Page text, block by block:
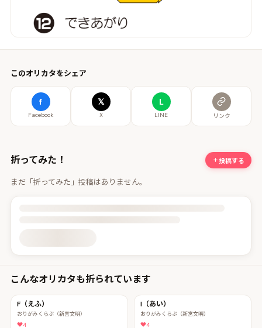
このオリカタをシェア
f
Facebook
𝕏
X
L
LINE リンク
折ってみた！ 投稿する
まだ「折ってみた」投稿はありません。
投稿詳細を読み込んでいます
こんなオリカタも折られています
F（えふ）
おりがみくらぶ（新宮文明）
4
I（あい）
おりがみくらぶ（新宮文明）
4